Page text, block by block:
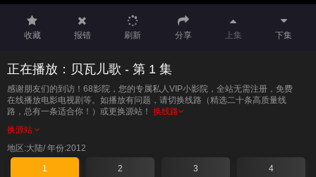
收藏 报错 刷新 分享 上集 下集
正在播放：贝瓦儿歌 - 第 1 集
感谢朋友们的到访！68影院，您的专属私人VIP小影院，全站无需注册，免费
在线播放电影电视剧等。如播放有问题，请切换线路（精选二十条高质量线
路，总有一条适合你！）或更换源站！ 换线路
换源站
地区:大陆/ 年份:2012
1 2 3 4